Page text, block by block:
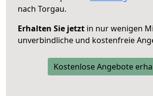
nach Torgau.
Erhalten Sie jetzt in nur wenigen
unverbindliche und kostenfreie
Kostenlose Angebote